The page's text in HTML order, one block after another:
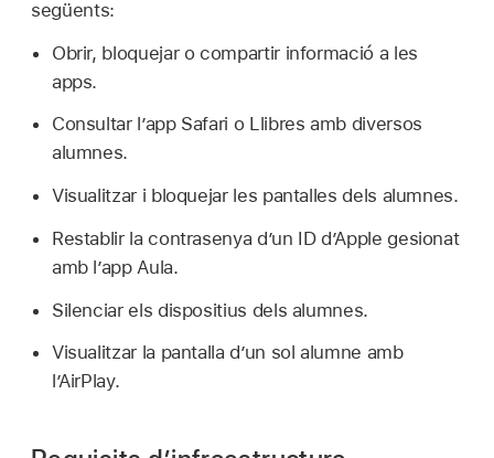
següents:
Obrir, bloquejar o compartir informació a les
apps.
Consultar l’app Safari o Llibres amb diversos
alumnes.
Visualitzar i bloquejar les pantalles dels alumnes.
Restablir la contrasenya d’un ID d’Apple gesionat
amb l’app Aula.
Silenciar els dispositius dels alumnes.
Visualitzar la pantalla d’un sol alumne amb
l’AirPlay.